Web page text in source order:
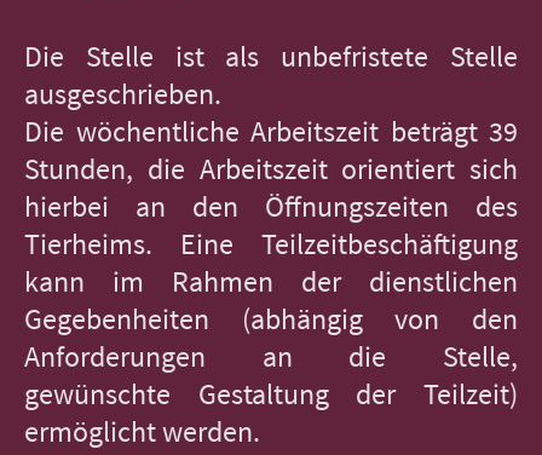
Die Stelle ist als unbefristete Stelle
ausgeschrieben.
Die wöchentliche Arbeitszeit beträgt 39
Stunden, die Arbeitszeit orientiert sich
hierbei an den Öffnungszeiten des
Tierheims. Eine Teilzeitbeschäftigung
kann im Rahmen der dienstlichen
Gegebenheiten (abhängig von den
Anforderungen an die Stelle,
gewünschte Gestaltung der Teilzeit)
ermöglicht werden.